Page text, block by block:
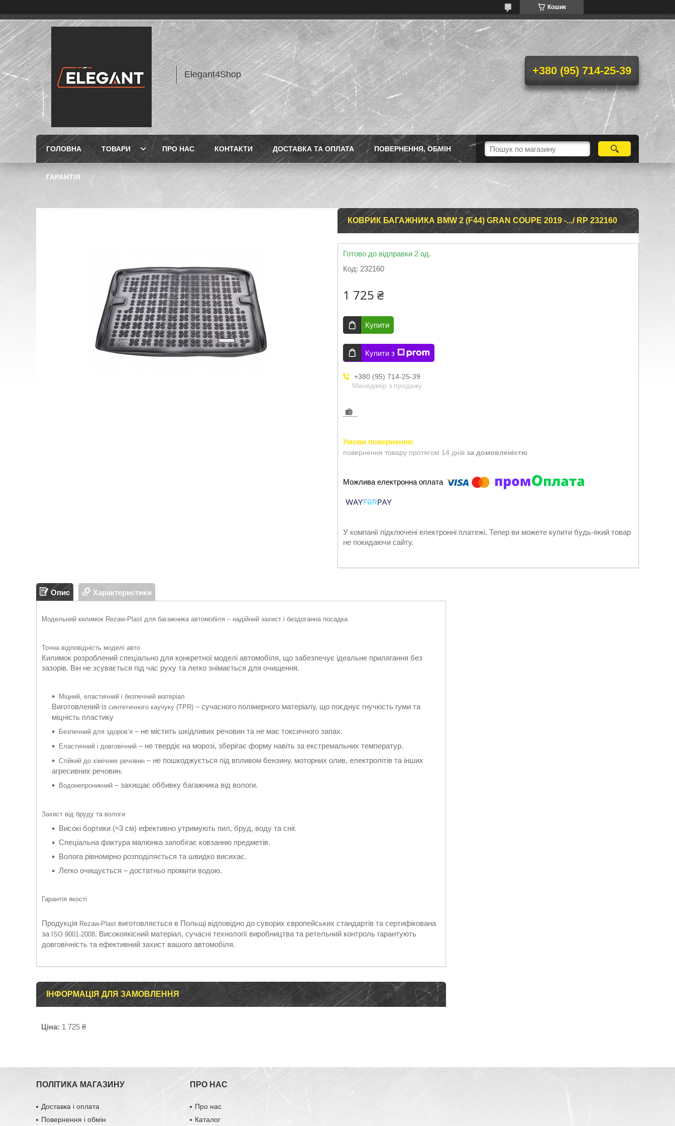
Кошик
Elegant4Shop +380 (95) 714-25-39
ГОЛОВНА ТОВАРИ ПРО НАС КОНТАКТИ ДОСТАВКА ТА ОПЛАТА ПОВЕРНЕННЯ, ОБМІН
ГАРАНТІЯ
КОВРИК БАГАЖНИКА BMW 2 (F44) GRAN COUPE 2019 -.../ RP 232160
Готово до відправки 2 од.
Код: 232160
1 725 ₴
Купити
Купити з
+380 (95) 714-25-39
Менеджер з продажу
повернення товару протягом 14 днів за домовленістю
У компанії підключені електронні платежі. Тепер ви можете купити будь-який товар
не покидаючи сайту.
Опис Характеристики
Модельний килимок Rezaw-Plast для багажника автомобіля – надійний захист і бездоганна посадка
Точна відповідність моделі авто
Килимок розроблений спеціально для конкретної моделі автомобіля, що забезпечує ідеальне прилягання без
зазорів. Він не зсувається під час руху та легко знімається для очищення.
Міцний, еластичний і безпечний матеріал
Виготовлений із синтетичного каучуку (TPR) – сучасного полімерного матеріалу, що поєднує гнучкість гуми та
міцність пластику
Безпечний для здоров’я – не містить шкідливих речовин та не має токсичного запах.
Еластичний і довговічний – не твердіє на морозі, зберігає форму навіть за екстремальних температур.
Стійкий до хімічних речовин – не пошкоджується під впливом бензину, моторних олив, електролітів та інших
агресивних речовин.
Водонепроникний – захищає оббивку багажника від вологи.
Захист від бруду та вологи
Високі бортики (≈3 см) ефективно утримують пил, бруд, воду та сніг.
Спеціальна фактура малюнка запобігає ковзанню предметів.
Волога рівномірно розподіляється та швидко висихає.
Легко очищується – достатньо промити водою.
Гарантія якості
Продукція Rezaw-Plast виготовляється в Польщі відповідно до суворих європейських стандартів та сертифікована
за ISO 9001-2008. Високоякісний матеріал, сучасні технології виробництва та ретельний контроль гарантують
довговічність та ефективний захист вашого автомобіля.
ІНФОРМАЦІЯ ДЛЯ ЗАМОВЛЕННЯ
Ціна: 1 725 ₴
ПОЛІТИКА МАГАЗИНУ
Доставка і оплата
Повернення і обмін
ПРО НАС
Про нас
Каталог